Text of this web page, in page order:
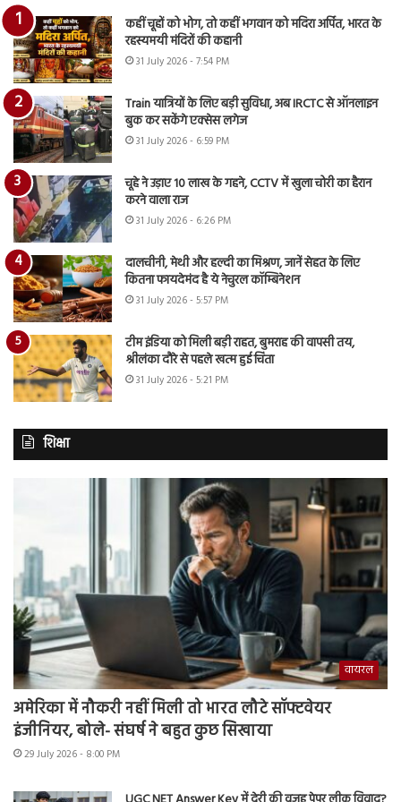
कहीं चूहों को भोग, तो कहीं भगवान को मदिरा अर्पित, भारत के
रहस्यमयी मंदिरों की कहानी
31 July 2026 - 7:54 PM
Train यात्रियों के लिए बड़ी सुविधा, अब IRCTC से ऑनलाइन
बुक कर सकेंगे एक्सेस लगेज
31 July 2026 - 6:59 PM
चूहे ने उड़ाए 10 लाख के गहने, CCTV में खुला चोरी का हैरान
करने वाला राज
31 July 2026 - 6:26 PM
दालचीनी, मेथी और हल्दी का मिश्रण, जानें सेहत के लिए
कितना फायदेमंद है ये नेचुरल कॉम्बिनेशन
31 July 2026 - 5:57 PM
टीम इंडिया को मिली बड़ी राहत, बुमराह की वापसी तय,
श्रीलंका दौरे से पहले खत्म हुई चिंता
31 July 2026 - 5:21 PM
शिक्षा
वायरल
अमेरिका में नौकरी नहीं मिली तो भारत लौटे सॉफ्टवेयर
इंजीनियर, बोले- संघर्ष ने बहुत कुछ सिखाया
29 July 2026 - 8:00 PM